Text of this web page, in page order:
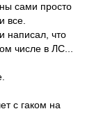
сами просто
все.
написал, что
числе в ЛС...
с гаком на